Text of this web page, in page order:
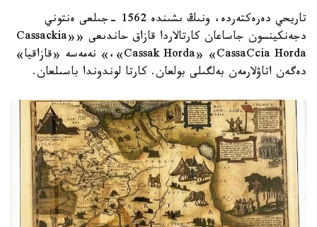
تاريحي دەرەكتەردە، ونىڭ ىشىندە 1562 -جىلعى ەنتوني
دجەنكينسون جاساعان كارتالاردا قازاق حاندىعى «Cassackia»
،«Cassak Horda» «CassaCcia Horda» نەمەسە «قازاقيا»
دەگەن اتاۋلارمەن بەلگىلى بولعان. كارتا لوندوندا باسىلعان.